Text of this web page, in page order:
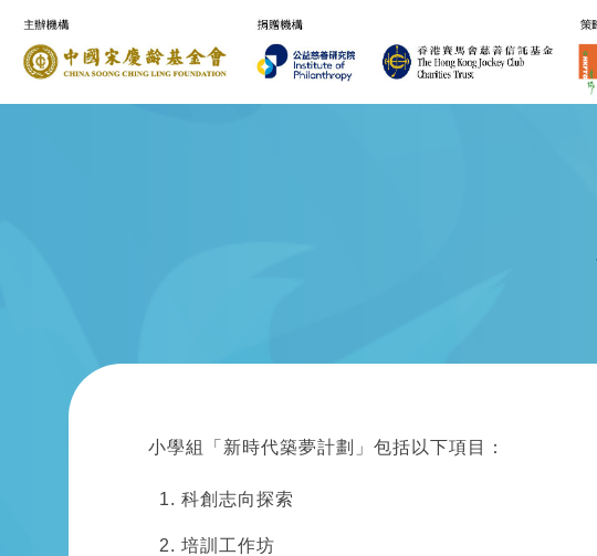
小學組「新時代築夢計劃」包括以下項目：
科創志向探索
培訓工作坊